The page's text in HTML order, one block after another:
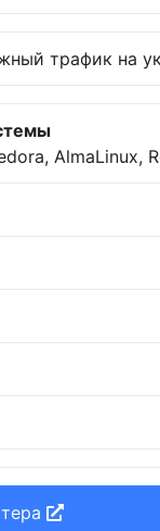
трафик на
AlmaLinux,